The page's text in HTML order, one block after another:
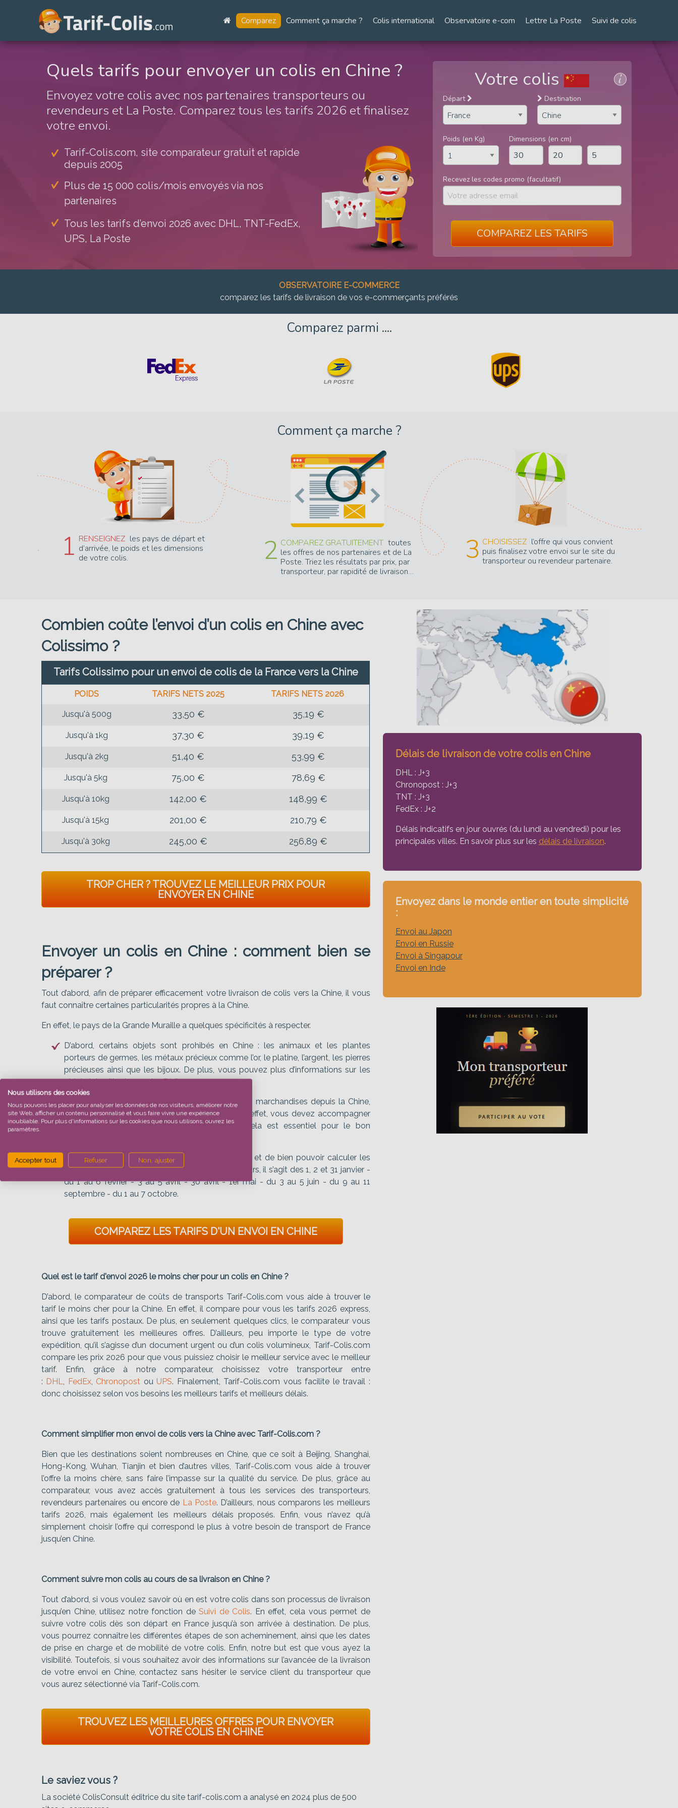
Comparez Comment ça marche ? Colis international Observatoire e-com Lettre La Poste Suivi de colis
Quels tarifs pour envoyer un colis en Chine ?
Envoyez votre colis avec nos partenaires transporteurs ou
revendeurs et La Poste. Comparez tous les tarifs 2026 et finalisez
votre envoi.
Tarif-Colis.com, site comparateur gratuit et rapide
depuis 2005
Plus de 15 000 colis/mois envoyés via nos
partenaires
Tous les tarifs d’envoi 2026 avec DHL, TNT-FedEx,
UPS, La Poste
Votre colis
Départ Destination
Poids (en Kg) Dimensions (en cm)
Recevez les codes promo (facultatif)
COMPAREZ LES TARIFS
OBSERVATOIRE E-COMMERCE
comparez les tarifs de livraison de vos e-commerçants préférés
Comparez parmi ....
Comment ça marche ?
1 RENSEIGNEZ les pays de départ et
d’arrivée, le poids et les dimensions
de votre colis.
2 COMPAREZ GRATUITEMENT toutes
les offres de nos partenaires et de La
Poste. Triez les résultats par prix, par
transporteur, par rapidité de livraison…
3 CHOISISSEZ l’offre qui vous convient
puis finalisez votre envoi sur le site du
transporteur ou revendeur partenaire.
Combien coûte l’envoi d’un colis en Chine avec
Colissimo ?
Tarifs Colissimo pour un envoi de colis de la France vers la Chine
POIDS TARIFS NETS 2025 TARIFS NETS 2026
Jusqu'à 500g 33,50 € 35,19 €
Jusqu'à 1kg 37,30 € 39,19 €
Jusqu'à 2kg 51,40 € 53,99 €
Jusqu'à 5kg 75,00 € 78,69 €
Jusqu'à 10kg 142,00 € 148,99 €
Jusqu'à 15kg 201,00 € 210,79 €
Jusqu'à 30kg 245,00 € 256,89 €
TROP CHER ? TROUVEZ LE MEILLEUR PRIX POUR
ENVOYER EN CHINE
Envoyer un colis en Chine : comment bien se
préparer ?
Tout d’abord, afin de préparer efficacement votre livraison de colis vers la Chine, il vous
faut connaître certaines particularités propres à la Chine.
En effet, le pays de la Grande Muraille a quelques spécificités à respecter.
D’abord, certains objets sont prohibés en Chine : les animaux et les plantes
porteurs de germes, les métaux précieux comme l’or, le platine, l’argent, les pierres
précieuses ainsi que les bijoux. De plus, vous pouvez plus d’informations sur les
objets interdits dans notreFAQ.
Ensuite, dans le cas où vous voulez importer des marchandises depuis la Chine,
certaines restrictions s’ajoutent à votre envoi. En effet, vous devez accompagner
vos marchandises d’un permis d’importation, cela est essentiel pour le bon
Enfin, afin d’assurer un envoi rapide de votre colis et de bien pouvoir calculer les
jours ouvrés, vérifiez les jours fériés chinois. D’ailleurs, il s’agit des 1, 2 et 31 janvier -
du 1 au 6 février - 3 au 5 avril - 30 avril - 1er mai - du 3 au 5 juin - du 9 au 11
septembre - du 1 au 7 octobre.
COMPAREZ LES TARIFS D'UN ENVOI EN CHINE
Quel est le tarif d'envoi 2026 le moins cher pour un colis en Chine ?
D’abord, le comparateur de coûts de transports Tarif-Colis.com vous aide à trouver le
tarif le moins cher pour la Chine. En effet, il compare pour vous les tarifs 2026 express,
ainsi que les tarifs postaux. De plus, en seulement quelques clics, le comparateur vous
trouve gratuitement les meilleures offres. D’ailleurs, peu importe le type de votre
expédition, qu’il s’agisse d’un document urgent ou d’un colis volumineux, Tarif-Colis.com
compare les prix 2026 pour que vous puissiez choisir le meilleur service avec le meilleur
tarif. Enfin, grâce à notre comparateur, choisissez votre transporteur entre
: DHL, FedEx, Chronopost ouUPS. Finalement, Tarif-Colis.com vous facilite le travail :
donc choisissez selon vos besoins les meilleurs tarifs et meilleurs délais.
Comment simplifier mon envoi de colis vers la Chine avec Tarif-Colis.com ?
Bien que les destinations soient nombreuses en Chine, que ce soit à Beijing, Shanghai,
Hong-Kong, Wuhan, Tianjin et bien d’autres villes, Tarif-Colis.com vous aide à trouver
l’offre la moins chère, sans faire l’impasse sur la qualité du service. De plus, grâce au
comparateur, vous avez accès gratuitement à tous les services des transporteurs,
revendeurs partenaires ou encore de La Poste. D’ailleurs, nous comparons les meilleurs
tarifs 2026, mais également les meilleurs délais proposés. Enfin, vous n’avez qu’à
simplement choisir l’offre qui correspond le plus à votre besoin de transport de France
jusqu’en Chine.
Comment suivre mon colis au cours de sa livraison en Chine ?
Tout d’abord, si vous voulez savoir où en est votre colis dans son processus de livraison
jusqu’en Chine, utilisez notre fonction deSuivi de Colis. En effet, cela vous permet de
suivre votre colis dès son départ en France jusqu’à son arrivée à destination. De plus,
vous pourrez connaître les différentes étapes de son acheminement, ainsi que les dates
de prise en charge et de mobilité de votre colis. Enfin, notre but est que vous ayez la
visibilité. Toutefois, si vous souhaitez avoir des informations sur l’avancée de la livraison
de votre envoi en Chine, contactez sans hésiter le service client du transporteur que
vous aurez sélectionné via Tarif-Colis.com.
TROUVEZ LES MEILLEURES OFFRES POUR ENVOYER
VOTRE COLIS EN CHINE
Le saviez vous ?
La société ColisConsult éditrice du site tarif-colis.com a analysé en 2024 plus de 500
Délais de livraison de votre colis en Chine
DHL : J+3
Chronopost : J+3
TNT : J+3
FedEx : J+2
Délais indicatifs en jour ouvrés (du lundi au vendredi) pour les
principales villes. En savoir plus sur les délais de livraison.
Envoyez dans le monde entier en toute simplicité
:
Envoi au Japon
Envoi en Russie
Envoi à Singapour
Envoi en Inde
Nous utilisons des cookies
Nous pouvons les placer pour analyser les données de nos visiteurs, améliorer notre
site Web, afficher un contenu personnalisé et vous faire vivre une expérience
inoubliable. Pour plus d'informations sur les cookies que nous utilisons, ouvrez les
paramètres.
Accepter tout Refuser Non, ajuster